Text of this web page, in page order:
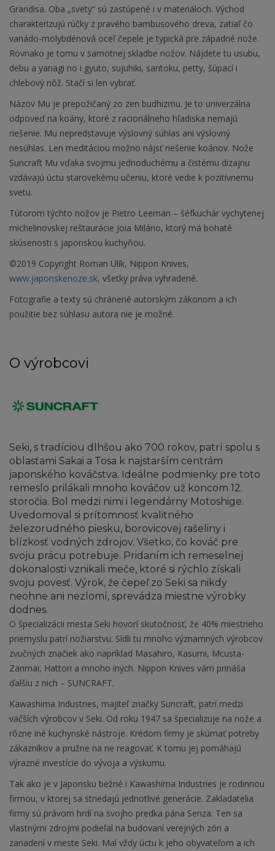
Grandisa. Oba „svety“ sú zastúpené i v materiáloch. Východ
charakterizujú rúčky z pravého bambusového dreva, zatiaľ čo
vanádo-molybdénová oceľ čepele je typická pre západné nože.
Rovnako je tomu v samotnej skladbe nožov. Nájdete tu usubu,
debu a yanagi no i gyuto, sujuhiki, santoku, petty, šúpací i
chlebový nôž. Stačí si len vybrať.
Názov Mu je prepožičaný zo zen budhizmu. Je to univerzálna
odpoveď na koány, ktoré z racionálneho hľadiska nemajú
riešenie. Mu nepredstavuje výslovný súhlas ani výslovný
nesúhlas. Len meditáciou možno nájsť riešenie koánov. Nože
Suncraft Mu vďaka svojmu jednoduchému a čistému dizajnu
vzdávajú úctu starovekému učeniu, ktoré vedie k pozitívnemu
svetu.
Tútorom týchto nožov je Pietro Leeman – šéfkuchár vychytenej
michelinovskej reštaurácie Joia Miláno, ktorý má bohaté
skúsenosti s japonskou kuchyňou.
©2019 Copyright Roman Ulík, Nippon Knives,
www.japonskenoze.sk, všetky práva vyhradené.
Fotografie a texty sú chránené autorským zákonom a ich
použitie bez súhlasu autora nie je možné.
O výrobcovi
Seki, s tradíciou dlhšou ako 700 rokov, patrí spolu s
oblasťami Sakai a Tosa k najstarším centrám
japonského kováčstva. Ideálne podmienky pre toto
remeslo prilákali mnoho kováčov už koncom 12.
storočia. Bol medzi nimi i legendárny Motoshige.
Uvedomoval si prítomnosť kvalitného
železorudného piesku, borovicovej rašeliny i
blízkosť vodných zdrojov. Všetko, čo kováč pre
svoju prácu potrebuje. Pridaním ich remeselnej
dokonalosti vznikali meče, ktoré si rýchlo získali
svoju povesť. Výrok, že čepeľ zo Seki sa nikdy
neohne ani nezlomí, sprevádza miestne výrobky
dodnes.
O špecializácii mesta Seki hovorí skutočnosť, že 40% miestneho
priemyslu patrí nožiarstvu. Sídli tu mnoho významných výrobcov
zvučných značiek ako napríklad Masahiro, Kasumi, Mcusta-
Zanmai, Hattori a mnoho iných. Nippon Knives vám prináša
ďalšiu z nich – SUNCRAFT.
Kawashima Industries, majiteľ značky Suncraft, patrí medzi
väčších výrobcov v Seki. Od roku 1947 sa špecializuje na nože a
rôzne iné kuchynské nástroje. Krédom firmy je skúmať potreby
zákazníkov a pružne na ne reagovať. K tomu jej pomáhajú
výrazné investície do vývoja a výskumu.
Tak ako je v Japonsku bežné i Kawashima Industries je rodinnou
firmou, v ktorej sa striedajú jednotlivé generácie. Zakladatelia
firmy sú právom hrdí na svojho predka pána Senza. Ten sa
vlastnými zdrojmi podieľal na budovaní verejných zón a
zariadení v meste Seki. Mal vždy úctu k jeho obyvateľom a ich